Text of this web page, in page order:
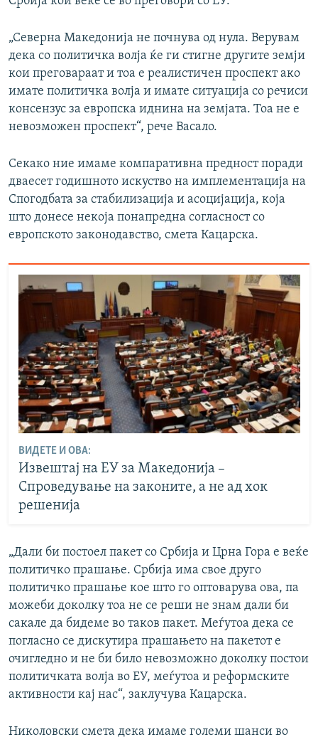
„Северна Македонија не почнува од нула. Верувам
дека со политичка волја ќе ги стигне другите земји
кои преговараат и тоа е реалистичен проспект ако
имате политичка волја и имате ситуација со речиси
консензус за европска иднина на земјата. Тоа не е
невозможен проспект“, рече Васало.
Секако ние имаме компаративна предност поради
дваесет годишното искуство на имплементација на
Спогодбата за стабилизација и асоцијација, која
што донесе некоја понапредна согласност со
европското законодавство, смета Кацарска.
ВИДЕТЕ И ОВА:
Извештај на ЕУ за Македонија –
Спроведување на законите, а не ад хок
решенија
„Дали би постоел пакет со Србија и Црна Гора е веќе
политичко прашање. Србија има свое друго
политичко прашање кое што го оптоварува ова, па
можеби доколку тоа не се реши не знам дали би
сакале да бидеме во таков пакет. Меѓутоа дека се
погласно се дискутира прашањето на пакетот е
очигледно и не би било невозможно доколку постои
политичката волја во ЕУ, меѓутоа и реформските
активности кај нас“, заклучува Кацарска.
Николовски смета дека имаме големи шанси во